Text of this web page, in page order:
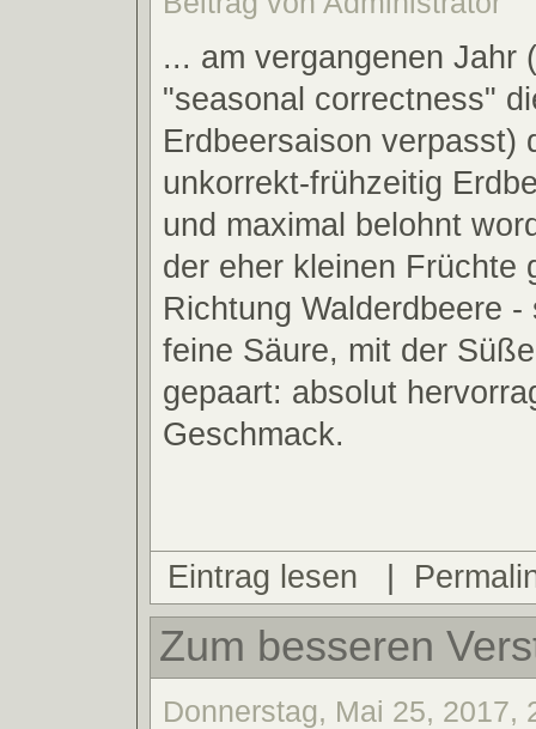
... am vergangenen Jahr
"seasonal correctness"
Erdbeersaison verpasst)
unkorrekt-frühzeitig
und maximal belohnt
der eher kleinen Früchte
Richtung Walderdbeere
feine Säure, mit der
gepaart: absolut
Geschmack.
Eintrag lesen
Zum besseren
Donnerstag, Mai 25, 2017,